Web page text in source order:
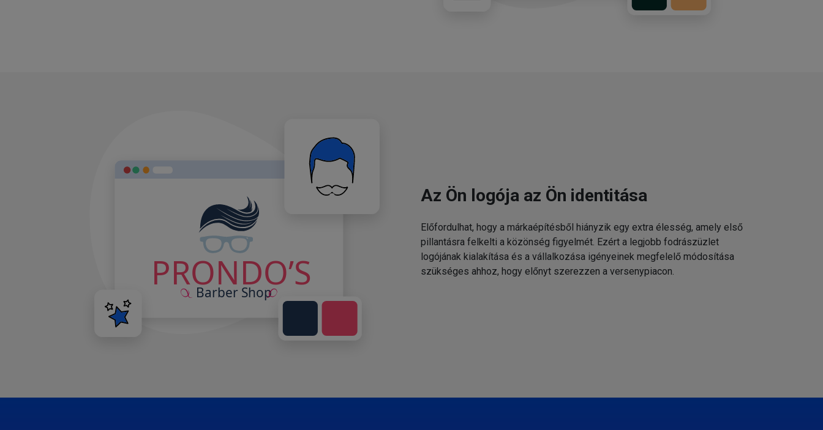
Az Ön logója az Ön identitása
Előfordulhat, hogy a márkaépítésből hiányzik egy extra élesség, amely első
pillantásra felkelti a közönség figyelmét. Ezért a legjobb fodrászüzlet
logójának kialakítása és a vállalkozása igényeinek megfelelő módosítása
szükséges ahhoz, hogy előnyt szerezzen a versenypiacon.